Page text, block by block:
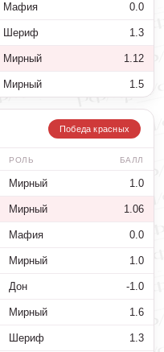
Мафия 0.0
Шериф 1.3
Мирный 1.12
Мирный 1.5
Победа красных
РОЛЬ БАЛЛ
Мирный 1.0
Мирный 1.06
Мафия 0.0
Мирный 1.0
Дон -1.0
Мирный 1.6
Шериф 1.3